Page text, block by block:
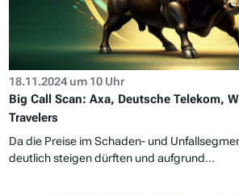
18.11.2024 um 10 Uhr
Big Call Scan: Axa, Deutsche Telekom,
Travelers
Da die Preise im Schaden- und
deutlich steigen dürften und aufgrund...